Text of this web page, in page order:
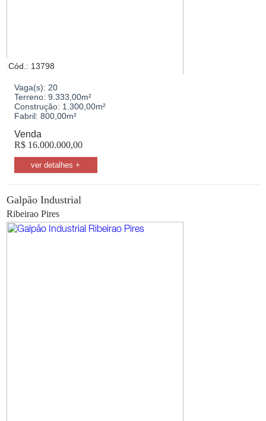
Cód.: 13798
Vaga(s): 20
Terreno: 9.333,00m²
Construção: 1.300,00m²
Fabril: 800,00m²
Venda
R$ 16.000.000,00
ver detalhes +
Galpão Industrial
Ribeirao Pires